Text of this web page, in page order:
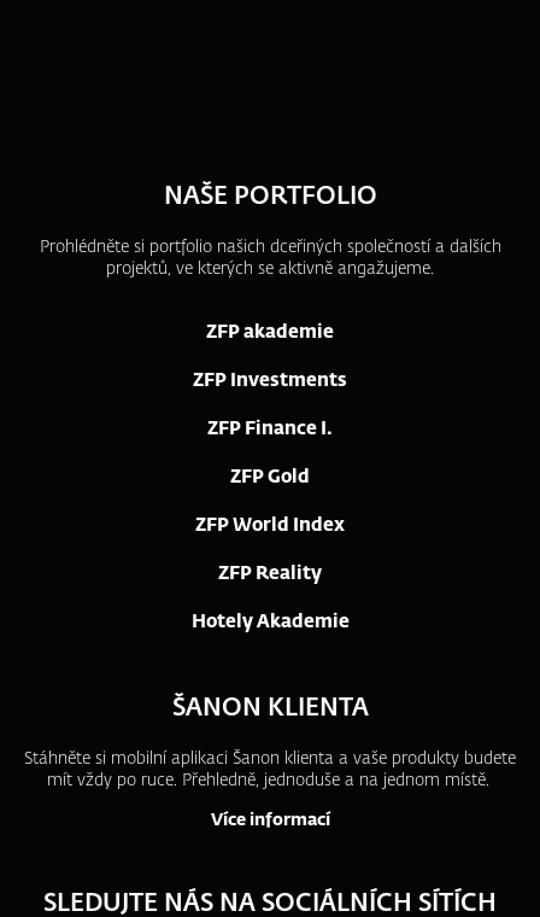
NAŠE PORTFOLIO
Prohlédněte si portfolio našich dceřiných společností a dalších
projektů, ve kterých se aktivně angažujeme.
ZFP akademie
ZFP Investments
ZFP Finance I.
ZFP Gold
ZFP World Index
ZFP Reality
Hotely Akademie
ŠANON KLIENTA
Stáhněte si mobilní aplikaci Šanon klienta a vaše produkty budete
mít vždy po ruce. Přehledně, jednoduše a na jednom místě.
Více informací
SLEDUJTE NÁS NA SOCIÁLNÍCH SÍTÍCH